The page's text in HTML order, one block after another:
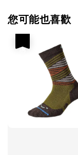
您可能也喜歡